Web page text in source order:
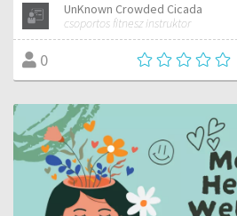
UnKnown Crowded Cicada
csoportos fitnesz instruktor
0